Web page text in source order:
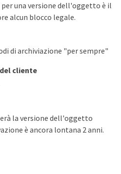
per una versione dell'oggetto è il
alcun blocco legale.
di archiviazione "per sempre"
cliente
la versione dell'oggetto
è ancora lontana 2 anni.